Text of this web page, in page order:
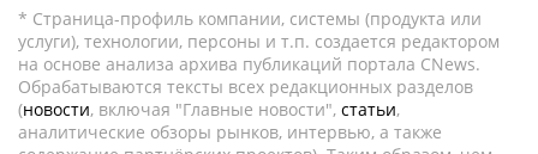
* Страница-профиль компании, системы (продукта или
услуги), технологии, персоны и т.п. создается редактором
на основе анализа архива публикаций портала CNews.
Обрабатываются тексты всех редакционных разделов
(новости, включая "Главные новости", статьи,
аналитические обзоры рынков, интервью, а также